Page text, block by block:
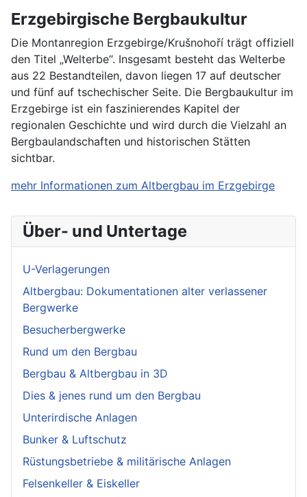
Erzgebirgische Bergbaukultur
Die Montanregion Erzgebirge/Krušnohoří trägt offiziell
den Titel „Welterbe“. Insgesamt besteht das Welterbe
aus 22 Bestandteilen, davon liegen 17 auf deutscher
und fünf auf tschechischer Seite. Die Bergbaukultur im
Erzgebirge ist ein faszinierendes Kapitel der
regionalen Geschichte und wird durch die Vielzahl an
Bergbaulandschaften und historischen Stätten
sichtbar.
mehr Informationen zum Altbergbau im Erzgebirge
Über- und Untertage
U-Verlagerungen
Altbergbau: Dokumentationen alter verlassener
Bergwerke
Besucherbergwerke
Rund um den Bergbau
Bergbau & Altbergbau in 3D
Dies & jenes rund um den Bergbau
Unterirdische Anlagen
Bunker & Luftschutz
Rüstungsbetriebe & militärische Anlagen
Felsenkeller & Eiskeller